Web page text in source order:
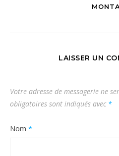
LAISSER UN
Votre adresse de messagerie ne
obligatoires sont indiqués avec *
Nom *